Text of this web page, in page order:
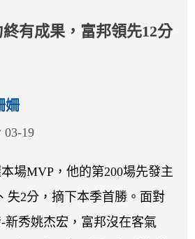
終有成果，富邦領先12分
姍
03-19
場MVP，他的第200場先發主
失2分，摘下本季首勝。面對
新秀姚杰宏，富邦沒在客氣